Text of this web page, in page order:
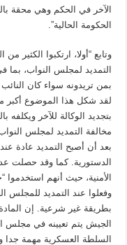
الآخر في الحكم وهي محقة
الحكومة الحالية”.
وتابع “أولا، ارتكبوا الكثير
التمديد لمجلس النواب، بما
بمن تريدونه سواء كان
لقد شكل هذا الموضوع أكبر
بتجديد الوكالة للآخر
مخالفة التمديد لمجلس
بعد أن أصبح التمديد عادة
الدستورية. كما وقد حصلت
الأمنية، حيث أنهم استخدموا
وفعلوا عند التمديد للمجلس
الجيش يتم تعيينه في مجلس
السلطة العسكرية مهمة جدا